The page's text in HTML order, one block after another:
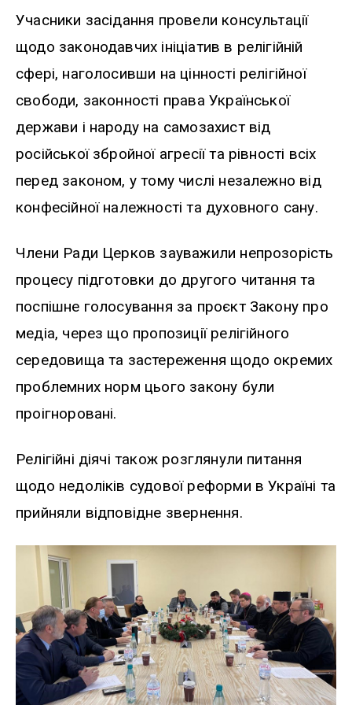
Учасники засідання провели консультації
щодо законодавчих ініціатив в релігійній
сфері, наголосивши на цінності релігійної
свободи, законності права Української
держави і народу на самозахист від
російської збройної агресії та рівності всіх
перед законом, у тому числі незалежно від
конфесійної належності та духовного сану.
Члени Ради Церков зауважили непрозорість
процесу підготовки до другого читання та
поспішне голосування за проєкт Закону про
медіа, через що пропозиції релігійного
середовища та застереження щодо окремих
проблемних норм цього закону були
проігноровані.
Релігійні діячі також розглянули питання
щодо недоліків судової реформи в Україні та
прийняли відповідне звернення.